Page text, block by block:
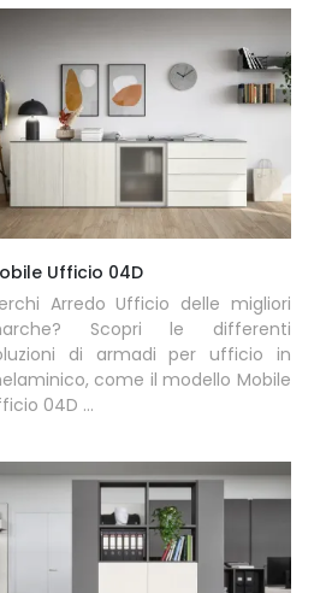
Ufficio 04D
Arredo Ufficio delle migliori
Scopri le differenti
di armadi per ufficio in
come il modello Mobile
04D ...